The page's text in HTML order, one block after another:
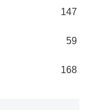
147
59
168